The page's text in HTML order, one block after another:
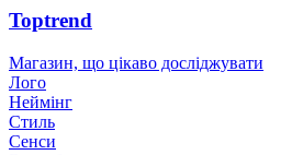
Toptrend
Магазин, що цікаво досліджувати
Лого
Неймінг
Стиль
Сенси